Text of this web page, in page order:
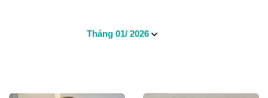
Tháng 01/ 2026